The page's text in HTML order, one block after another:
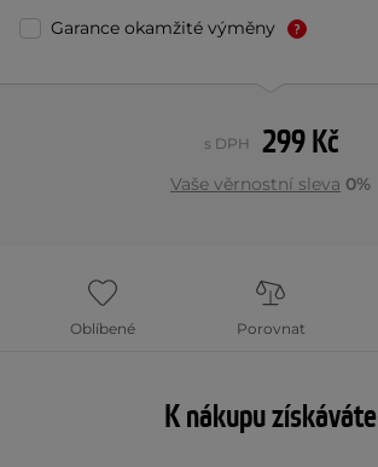
Garance okamžité výměny
299 Kč
s DPH
Vaše věrnostní sleva 0%
Oblíbené Porovnat
K nákupu získáváte